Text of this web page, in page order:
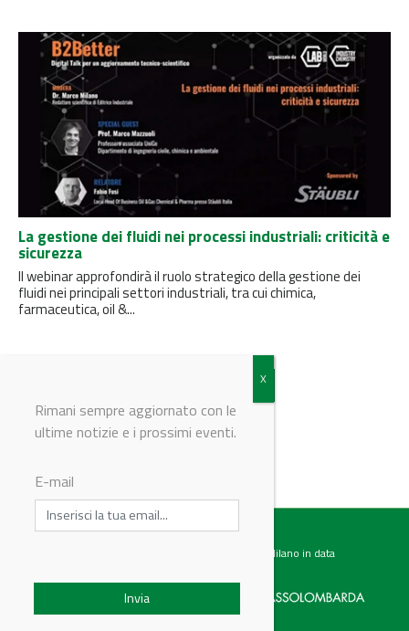
La gestione dei fluidi nei processi industriali: criticità e
sicurezza
Il webinar approfondirà il ruolo strategico della gestione dei
fluidi nei principali settori industriali, tra cui chimica,
farmaceutica, oil &...
Testata giornalistica registrata presso il Tribunale di Milano in data
Rimani sempre aggiornato con le
ultime notizie e i prossimi eventi.
E-mail